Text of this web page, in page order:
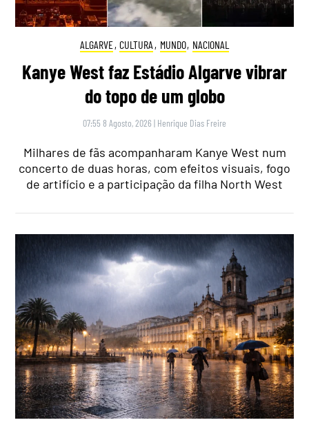
ALGARVE, CULTURA , MUNDO, NACIONAL
Kanye West faz Estádio Algarve vibrar
do topo de um globo
07:55 8 Agosto, 2026 | Henrique Dias Freire
Milhares de fãs acompanharam Kanye West num
concerto de duas horas, com efeitos visuais, fogo
de artifício e a participação da filha North West